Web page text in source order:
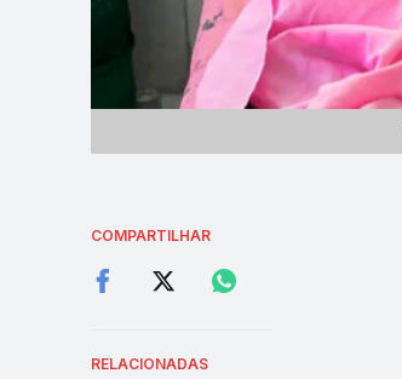
COMPARTILHAR
RELACIONADAS